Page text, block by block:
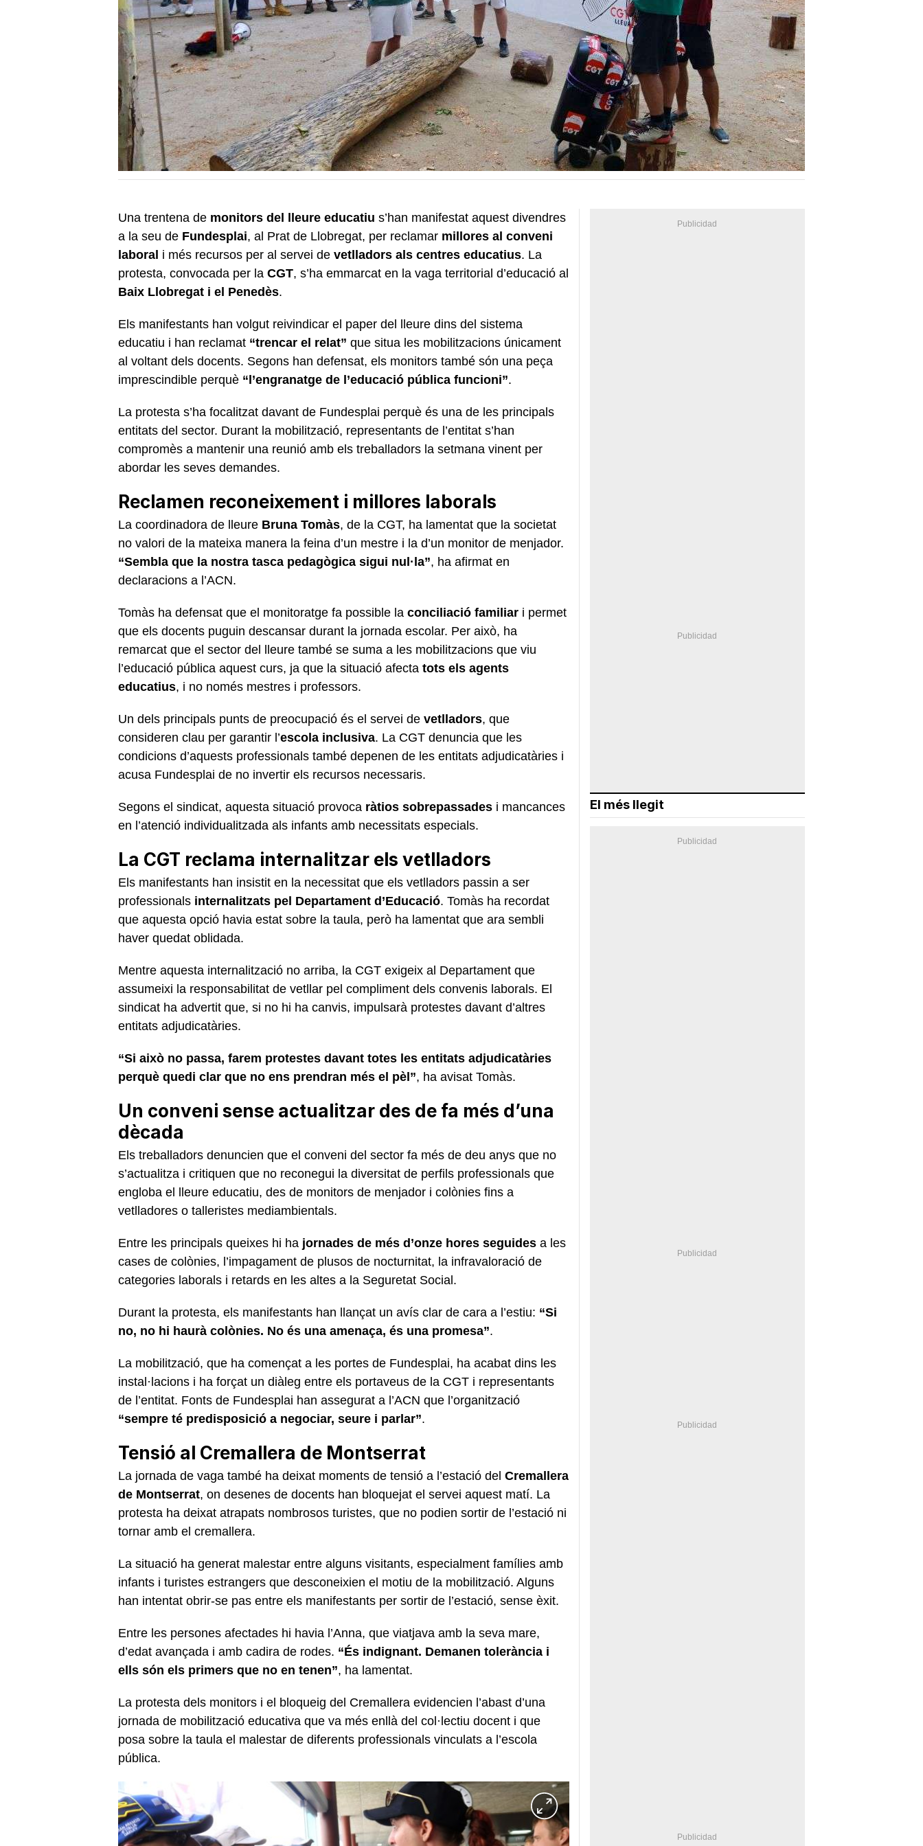
Una trentena de monitors del lleure educatiu s’han manifestat aquest divendres
a la seu de Fundesplai, al Prat de Llobregat, per reclamar millores al conveni
laboral i més recursos per al servei de vetlladors als centres educatius. La
protesta, convocada per la CGT, s’ha emmarcat en la vaga territorial d’educació al
Baix Llobregat i el Penedès.
Els manifestants han volgut reivindicar el paper del lleure dins del sistema
educatiu i han reclamat “trencar el relat” que situa les mobilitzacions únicament
al voltant dels docents. Segons han defensat, els monitors també són una peça
imprescindible perquè “l’engranatge de l’educació pública funcioni”.
La protesta s’ha focalitzat davant de Fundesplai perquè és una de les principals
entitats del sector. Durant la mobilització, representants de l’entitat s’han
compromès a mantenir una reunió amb els treballadors la setmana vinent per
abordar les seves demandes.
Reclamen reconeixement i millores laborals
La coordinadora de lleure Bruna Tomàs, de la CGT, ha lamentat que la societat
no valori de la mateixa manera la feina d’un mestre i la d’un monitor de menjador.
“Sembla que la nostra tasca pedagògica sigui nul·la”, ha afirmat en
declaracions a l’ACN.
Tomàs ha defensat que el monitoratge fa possible la conciliació familiar i permet
que els docents puguin descansar durant la jornada escolar. Per això, ha
remarcat que el sector del lleure també se suma a les mobilitzacions que viu
l’educació pública aquest curs, ja que la situació afecta tots els agents
educatius, i no només mestres i professors.
Un dels principals punts de preocupació és el servei de vetlladors, que
consideren clau per garantir l’escola inclusiva. La CGT denuncia que les
condicions d’aquests professionals també depenen de les entitats adjudicatàries i
acusa Fundesplai de no invertir els recursos necessaris.
Segons el sindicat, aquesta situació provoca ràtios sobrepassades i mancances
en l’atenció individualitzada als infants amb necessitats especials.
La CGT reclama internalitzar els vetlladors
Els manifestants han insistit en la necessitat que els vetlladors passin a ser
professionals internalitzats pel Departament d’Educació. Tomàs ha recordat
que aquesta opció havia estat sobre la taula, però ha lamentat que ara sembli
haver quedat oblidada.
Mentre aquesta internalització no arriba, la CGT exigeix al Departament que
assumeixi la responsabilitat de vetllar pel compliment dels convenis laborals. El
sindicat ha advertit que, si no hi ha canvis, impulsarà protestes davant d’altres
entitats adjudicatàries.
“Si això no passa, farem protestes davant totes les entitats adjudicatàries
perquè quedi clar que no ens prendran més el pèl”, ha avisat Tomàs.
Un conveni sense actualitzar des de fa més d’una
dècada
Els treballadors denuncien que el conveni del sector fa més de deu anys que no
s’actualitza i critiquen que no reconegui la diversitat de perfils professionals que
engloba el lleure educatiu, des de monitors de menjador i colònies fins a
vetlladores o talleristes mediambientals.
Entre les principals queixes hi ha jornades de més d’onze hores seguides a les
cases de colònies, l’impagament de plusos de nocturnitat, la infravaloració de
categories laborals i retards en les altes a la Seguretat Social.
Durant la protesta, els manifestants han llançat un avís clar de cara a l’estiu: “Si
no, no hi haurà colònies. No és una amenaça, és una promesa”.
La mobilització, que ha començat a les portes de Fundesplai, ha acabat dins les
instal·lacions i ha forçat un diàleg entre els portaveus de la CGT i representants
de l’entitat. Fonts de Fundesplai han assegurat a l’ACN que l’organització
“sempre té predisposició a negociar, seure i parlar”.
Tensió al Cremallera de Montserrat
La jornada de vaga també ha deixat moments de tensió a l’estació del Cremallera
de Montserrat, on desenes de docents han bloquejat el servei aquest matí. La
protesta ha deixat atrapats nombrosos turistes, que no podien sortir de l’estació ni
tornar amb el cremallera.
La situació ha generat malestar entre alguns visitants, especialment famílies amb
infants i turistes estrangers que desconeixien el motiu de la mobilització. Alguns
han intentat obrir-se pas entre els manifestants per sortir de l’estació, sense èxit.
Entre les persones afectades hi havia l’Anna, que viatjava amb la seva mare,
d’edat avançada i amb cadira de rodes. “És indignant. Demanen tolerància i
ells són els primers que no en tenen”, ha lamentat.
La protesta dels monitors i el bloqueig del Cremallera evidencien l’abast d’una
jornada de mobilització educativa que va més enllà del col·lectiu docent i que
posa sobre la taula el malestar de diferents professionals vinculats a l’escola
pública.
El més llegit